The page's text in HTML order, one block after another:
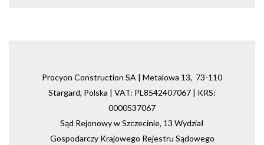
Procyon Construction SA | Metalowa 13, 73-110
Stargard, Polska | VAT: PL8542407067 | KRS:
0000537067
Sąd Rejonowy w Szczecinie, 13 Wydział
Gospodarczy Krajowego Rejestru Sądowego